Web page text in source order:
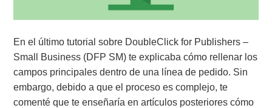
En el último tutorial sobre DoubleClick for Publishers –
Small Business (DFP SM) te explicaba cómo rellenar los
campos principales dentro de una línea de pedido. Sin
embargo, debido a que el proceso es complejo, te
comenté que te enseñaría en artículos posteriores cómo